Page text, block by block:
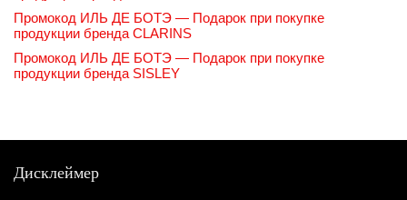
Промокод ИЛЬ ДЕ БОТЭ — Подарок при покупке
продукции бренда CLARINS
Промокод ИЛЬ ДЕ БОТЭ — Подарок при покупке
продукции бренда SISLEY
Дисклеймер